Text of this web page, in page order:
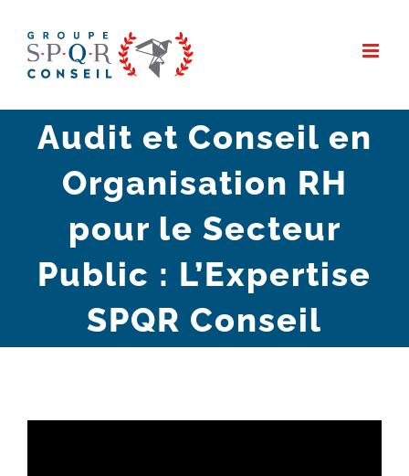
contenu
Audit et Conseil en
Organisation RH
pour le Secteur
Public : L’Expertise
SPQR Conseil